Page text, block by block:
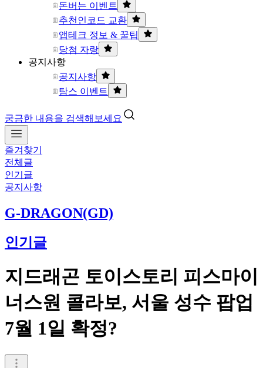
돈버는 이벤트
추천인코드 교환
앱테크 정보 & 꿀팁
당첨 자랑
공지사항
공지사항
탐스 이벤트
궁금한 내용을 검색해보세요
즐겨찾기
전체글
인기글
공지사항
G-DRAGON(GD)
인기글
지드래곤 토이스토리 피스마이
너스원 콜라보, 서울 성수 팝업
7월 1일 확정?